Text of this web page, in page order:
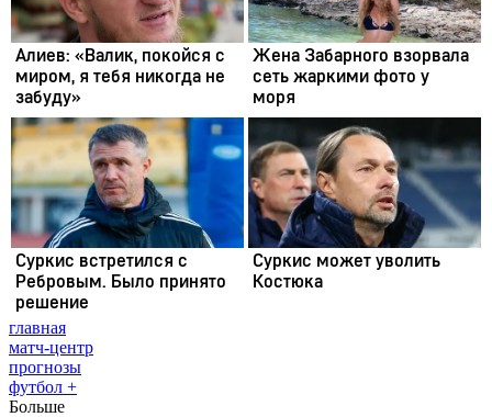
главная
матч-центр
прогнозы
футбол +
Больше